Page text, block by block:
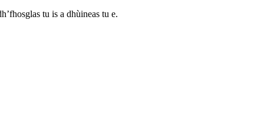
tu is a dhùineas tu e.